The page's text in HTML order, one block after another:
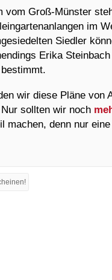
vom Groß-Münster
im
Siedler
Erika
wir diese Pläne von
sollten wir noch
machen, denn nur